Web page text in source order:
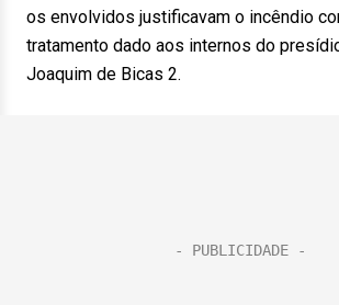
os envolvidos justificavam o incêndio
tratamento dado aos internos do
Joaquim de Bicas 2.